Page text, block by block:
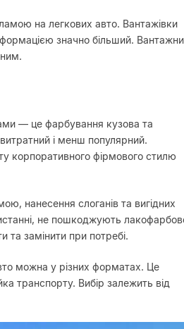
на легкових авто. Вантажівки
значно більший.
— це фарбування кузова та
і менш популярний.
корпоративного фірмового стилю
нанесення слоганів та вигідних
не пошкоджують
та замінити при потребі.
можна у різних форматах. Це
транспорту. Вибір залежить від